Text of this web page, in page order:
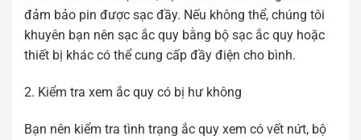
đảm bảo pin được sạc đầy. Nếu không thể, chúng tôi
khuyên bạn nên sạc ắc quy bằng bộ sạc ắc quy hoặc
thiết bị khác có thể cung cấp đầy điện cho bình.
2. Kiểm tra xem ắc quy có bị hư không
Bạn nên kiểm tra tình trạng ắc quy xem có vết nứt, bộ